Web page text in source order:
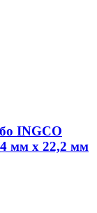
INGCO
мм x 22,2 мм